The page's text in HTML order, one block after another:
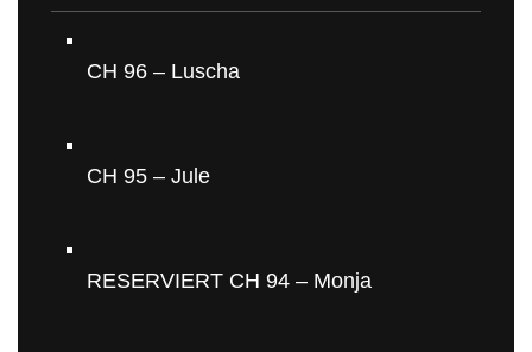
CH 96 – Luscha
CH 95 – Jule
RESERVIERT CH 94 – Monja